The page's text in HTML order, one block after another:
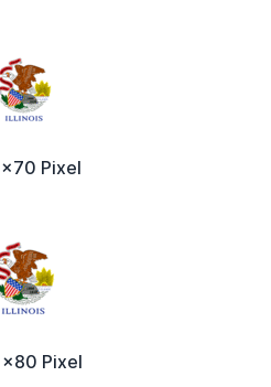
x70 Pixel
Pixel